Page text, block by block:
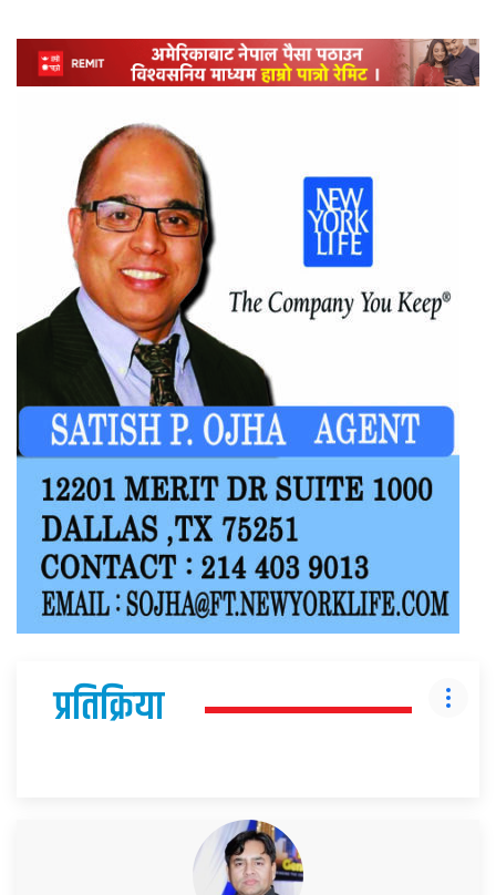
प्रतिक्रिया